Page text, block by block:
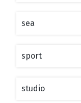
sea
sport
studio